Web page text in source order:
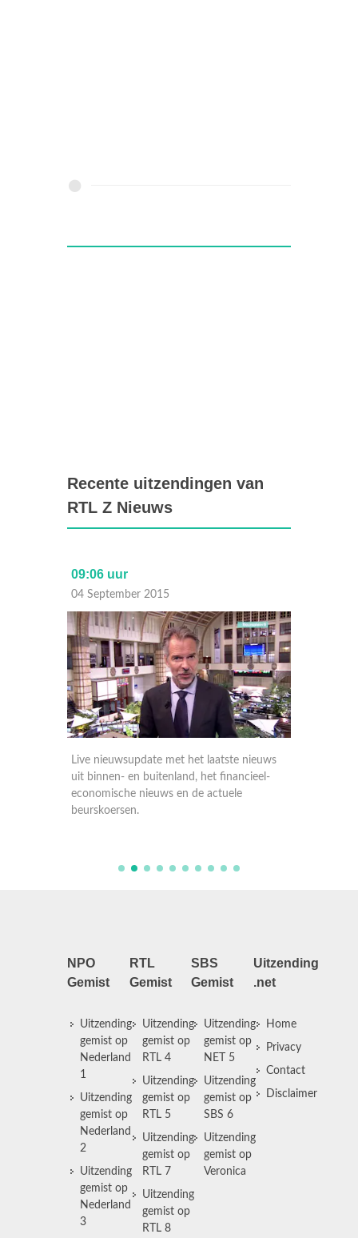
Recente uitzendingen van
RTL Z Nieuws
09:06 uur
04 September 2015
Live nieuwsupdate met het laatste nieuws
uit binnen- en buitenland, het financieel-
economische nieuws en de actuele
beurskoersen.
NPO
Gemist
Uitzending
gemist op
Nederland
1
Uitzending
gemist op
Nederland
2
Uitzending
gemist op
Nederland
3
RTL
Gemist
Uitzending
gemist op
RTL 4
Uitzending
gemist op
RTL 5
Uitzending
gemist op
RTL 7
Uitzending
gemist op
RTL 8
SBS
Gemist
Uitzending
gemist op
NET 5
Uitzending
gemist op
SBS 6
Uitzending
gemist op
Veronica
Uitzending
.net
Home
Privacy
Contact
Disclaimer